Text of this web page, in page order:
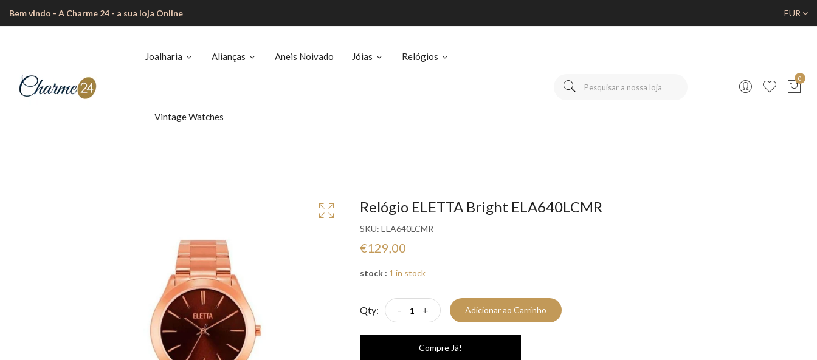
Bem vindo - A Charme 24 - a sua loja Online EUR
Joalharia Alianças Aneis Noivado Jóias Relógios
Vintage Watches
0
Relógio ELETTA Bright ELA640LCMR
SKU: ELA640LCMR
€129,00
stock : 1 in stock
Qty: - + Adicionar ao Carrinho
Compre Já!